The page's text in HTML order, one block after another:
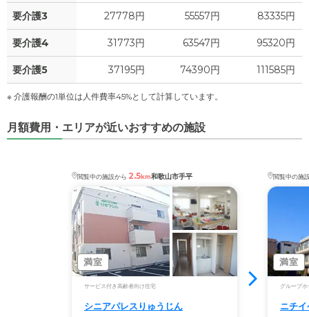
要介護3 27778円 55557円 83335円
要介護4 31773円 63547円 95320円
要介護5 37195円 74390円 111585円
※ 介護報酬の1単位は人件費率45%として計算しています。
月額費用・エリアが近いおすすめの施設
閲覧中の施設から 2.5km和歌山市手平
満室
サービス付き高齢者向け住宅
シニアパレスりゅうじん
閲覧中の施
満室
グループホ
ニチ